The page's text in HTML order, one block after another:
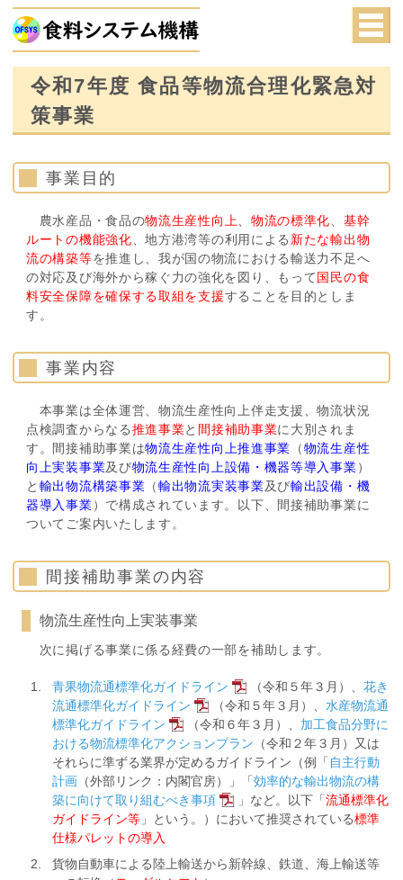
令和7年度 食品等物流合理化緊急対
策事業
事業目的
農水産品・食品の物流生産性向上 物流の標準化
基幹
ルートの機能強化 、地方港湾等の利用による 新たな輸出物
流の構築等を推進し、我が国の物流における輸送力不足へ
の対応及び海外から稼ぐ力の強化を図り、もって国民の食
料安全保障を確保する取組を支援することを目的としま
す。
事業内容
本事業は全体運営、物流生産性向上伴走支援、物流状況
点検調査からなる推進事業と 間接補助事業に大別されま
す。間接補助事業は物流生産性向上推進事業 （物流生産性
向上実装事業及び物流生産性向上設備・機器等導入事業）
と 輸出物流構築事業 （輸出物流実装事業及び輸出設備・機
器導入事業）で構成されています。以下、間接補助事業に
ついてご案内いたします。
間接補助事業の内容
物流生産性向上実装事業
次に掲げる事業に係る経費の一部を補助します。
青果物流通標準化ガイドライン （令和５年３月）、花き
流通標準化ガイドライン
（令和５年３月）、水産物流通
標準化ガイドライン
（令和６年３月）、 加工食品分野に
おける物流標準化アクションプラン （令和２年３月）又は
それらに準ずる業界が定めるガイドライン（例「 自主行動
計画 （外部リンク：内閣官房）」「効率的な輸出物流の構
築に向けて取り組むべき事項
」など。以下「流通標準化
ガイドライン等 」という。）において推奨されている標準
仕様パレットの導入
貨物自動車による陸上輸送から新幹線、鉄道、海上輸送等